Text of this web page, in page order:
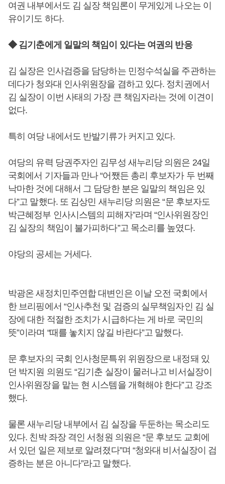
여권 내부에서도 김 실장 책임론이 무게있게 나오는 이
유이기도 하다.
◆ 김기춘에게 일말의 책임이 있다는 여권의 반응
김 실장은 인사검증을 담당하는 민정수석실을 주관하는
데다가 청와대 인사위원장을 겸하고 있다. 정치권에서
김 실장이 이번 사태의 가장 큰 책임자라는 것에 이견이
없다.
특히 여당 내에서도 반발기류가 커지고 있다.
여당의 유력 당권주자인 김무성 새누리당 의원은 24일
국회에서 기자들과 만나 “어쨌든 총리 후보자가 두 번째
낙마한 것에 대해서 그 담당한 분은 일말의 책임은 있
다”고 말했다. 또 김상민 새누리당 의원은 “문 후보자도
박근혜정부 인사시스템의 피해자”라며 “인사위원장인
김 실장의 책임이 불가피하다”고 목소리를 높였다.
야당의 공세는 거세다.
박광온 새정치민주연합 대변인은 이날 오전 국회에서
한 브리핑에서 “인사추천 및 검증의 실무책임자인 김 실
장에 대한 적절한 조치가 시급하다는 게 바로 국민의
뜻”이라며 “때를 놓치지 않길 바란다”고 말했다.
문 후보자의 국회 인사청문특위 위원장으로 내정돼 있
던 박지원 의원도 “김기춘 실장이 물러나고 비서실장이
인사위원장을 맡는 현 시스템을 개혁해야 한다”고 강조
했다.
물론 새누리당 내부에서 김 실장을 두둔하는 목소리도
있다. 친박 좌장 격인 서청원 의원은 “문 후보도 교회에
서 있던 일은 제보로 알려졌다”며 “청와대 비서실장이 검
증하는 분은 아니다”라고 말했다.